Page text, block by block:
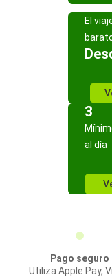
El
3
al día
Pago seguro
Utiliza Apple Pay,